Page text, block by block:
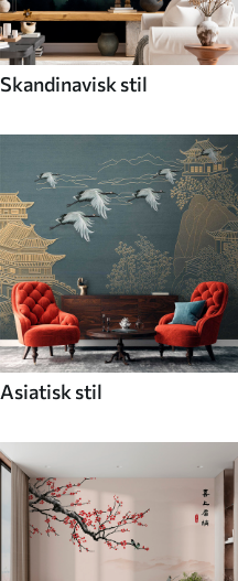
Skandinavisk stil
Asiatisk stil